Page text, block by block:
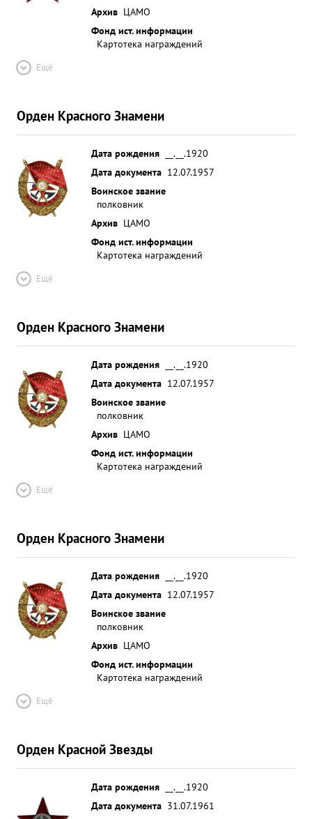
Архив ЦАМО
Фонд ист. информации
Картотека награждений
Ещё
Орден Красного Знамени
Дата рождения
__.__.1920
Дата документа 12.07.1957
Воинское звание
полковник
Архив ЦАМО
Фонд ист. информации
Картотека награждений
Ещё
Орден Красного Знамени
Дата рождения
__.__.1920
Дата документа 12.07.1957
Воинское звание
полковник
Архив ЦАМО
Фонд ист. информации
Картотека награждений
Ещё
Орден Красного Знамени
Дата рождения
__.__.1920
Дата документа 12.07.1957
Воинское звание
полковник
Архив ЦАМО
Фонд ист. информации
Картотека награждений
Ещё
Орден Красной Звезды
Дата рождения
__.__.1920
Дата документа 31.07.1961